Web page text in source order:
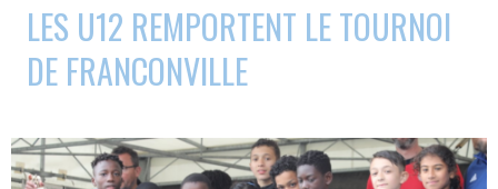
LES U12 REMPORTENT LE TOURNOI
DE FRANCONVILLE